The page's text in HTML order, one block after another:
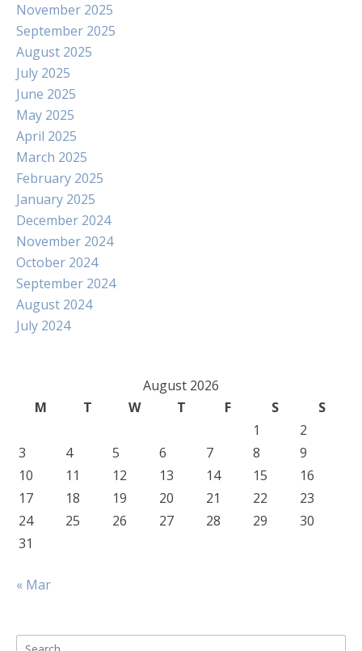
November 2025
September 2025
August 2025
July 2025
June 2025
May 2025
April 2025
March 2025
February 2025
January 2025
December 2024
November 2024
October 2024
September 2024
August 2024
July 2024
August 2026
M
T W T F S
S
1
2
3
4 5 6 7 8
9
10
11 12 13 14 15
16
17
18 19 20 21 22
23
24
25 26 27 28 29
30
31
« Mar
Search